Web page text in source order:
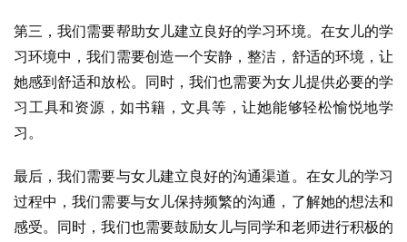
第三，我们需要帮助女儿建立良好的学习环境。在女儿的学
习环境中，我们需要创造一个安静，整洁，舒适的环境，让
她感到舒适和放松。同时，我们也需要为女儿提供必要的学
习工具和资源，如书籍，文具等，让她能够轻松愉悦地学
习。
最后，我们需要与女儿建立良好的沟通渠道。在女儿的学习
过程中，我们需要与女儿保持频繁的沟通，了解她的想法和
感受。同时，我们也需要鼓励女儿与同学和老师进行积极的